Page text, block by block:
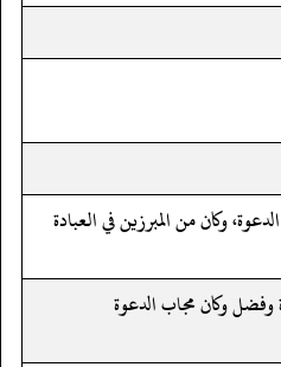
وكان من المبرزين في العبادة
وفضل وكان مجاب الدعوة